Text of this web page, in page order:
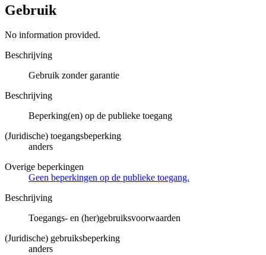
Gebruik
No information provided.
Beschrijving
Gebruik zonder garantie
Beschrijving
Beperking(en) op de publieke toegang
(Juridische) toegangsbeperking
anders
Overige beperkingen
Geen beperkingen op de publieke toegang.
Beschrijving
Toegangs- en (her)gebruiksvoorwaarden
(Juridische) gebruiksbeperking
anders